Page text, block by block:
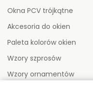
Okna PCV trójkątne
Akcesoria do okien
Paleta kolorów okien
Wzory szprosów
Wzory ornamentów